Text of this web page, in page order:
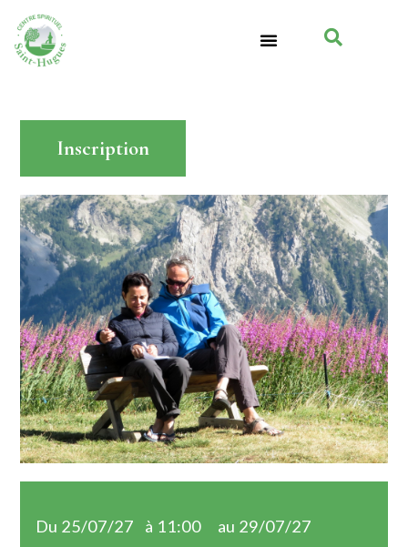
Inscription
Du 25/07/27 à 11:00 au 29/07/27